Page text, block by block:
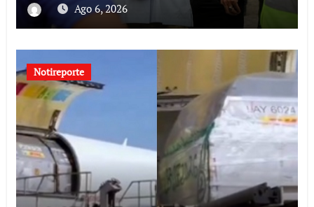
Ago 6, 2026
Notireporte